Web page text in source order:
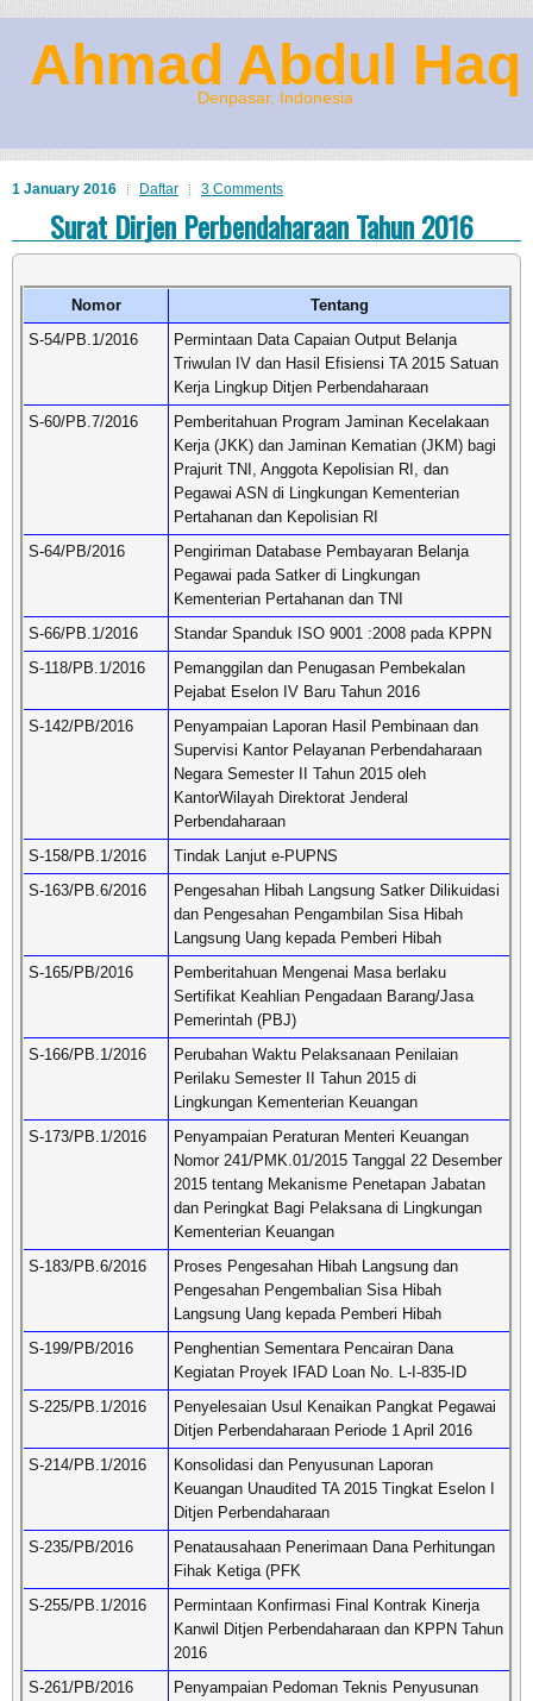
Ahmad Abdul Haq
Denpasar, Indonesia
1 January 2016 Daftar 3 Comments
Surat Dirjen Perbendaharaan Tahun 2016
Nomor
Tentang
S-54/PB.1/2016
Permintaan Data Capaian Output Belanja
Triwulan IV dan Hasil Efisiensi TA 2015 Satuan
Kerja Lingkup Ditjen Perbendaharaan
S-60/PB.7/2016
Pemberitahuan Program Jaminan Kecelakaan
Kerja (JKK) dan Jaminan Kematian (JKM) bagi
Prajurit TNI, Anggota Kepolisian RI, dan
Pegawai ASN di Lingkungan Kementerian
Pertahanan dan Kepolisian RI
S-64/PB/2016
Pengiriman Database Pembayaran Belanja
Pegawai pada Satker di Lingkungan
Kementerian Pertahanan dan TNI
S-66/PB.1/2016
Standar Spanduk ISO 9001 :2008 pada KPPN
S-118/PB.1/2016
Pemanggilan dan Penugasan Pembekalan
Pejabat Eselon IV Baru Tahun 2016
S-142/PB/2016
Penyampaian Laporan Hasil Pembinaan dan
Supervisi Kantor Pelayanan Perbendaharaan
Negara Semester II Tahun 2015 oleh
KantorWilayah Direktorat Jenderal
Perbendaharaan
S-158/PB.1/2016
Tindak Lanjut e-PUPNS
S-163/PB.6/2016
Pengesahan Hibah Langsung Satker Dilikuidasi
dan Pengesahan Pengambilan Sisa Hibah
Langsung Uang kepada Pemberi Hibah
S-165/PB/2016
Pemberitahuan Mengenai Masa berlaku
Sertifikat Keahlian Pengadaan Barang/Jasa
Pemerintah (PBJ)
S-166/PB.1/2016
Perubahan Waktu Pelaksanaan Penilaian
Perilaku Semester II Tahun 2015 di
Lingkungan Kementerian Keuangan
S-173/PB.1/2016
Penyampaian Peraturan Menteri Keuangan
Nomor 241/PMK.01/2015 Tanggal 22 Desember
2015 tentang Mekanisme Penetapan Jabatan
dan Peringkat Bagi Pelaksana di Lingkungan
Kementerian Keuangan
S-183/PB.6/2016
Proses Pengesahan Hibah Langsung dan
Pengesahan Pengembalian Sisa Hibah
Langsung Uang kepada Pemberi Hibah
S-199/PB/2016
Penghentian Sementara Pencairan Dana
Kegiatan Proyek IFAD Loan No. L-I-835-ID
S-225/PB.1/2016
Penyelesaian Usul Kenaikan Pangkat Pegawai
Ditjen Perbendaharaan Periode 1 April 2016
S-214/PB.1/2016
Konsolidasi dan Penyusunan Laporan
Keuangan Unaudited TA 2015 Tingkat Eselon I
Ditjen Perbendaharaan
S-235/PB/2016
Penatausahaan Penerimaan Dana Perhitungan
Fihak Ketiga (PFK
S-255/PB.1/2016
Permintaan Konfirmasi Final Kontrak Kinerja
Kanwil Ditjen Perbendaharaan dan KPPN Tahun
2016
S-261/PB/2016
Penyampaian Pedoman Teknis Penyusunan